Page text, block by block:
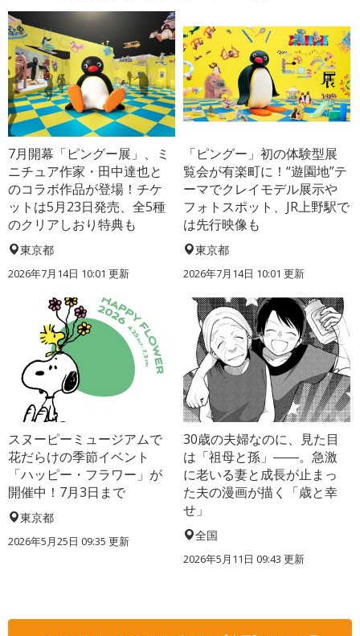
7月開幕「ピングー展」、ミ
ニチュア作家・田中達也と
のコラボ作品が登場！チケ
ットは5月23日発売、全5種
のクリアしおり特典も
東京都
2026年7月14日 10:01 更新
「ピングー」初の体験型展
覧会が有楽町に！“遊園地”テ
ーマでクレイモデル展示や
フォトスポット、JR上野駅で
は先行映像も
東京都
2026年7月14日 10:01 更新
スヌーピーミュージアムで
花だらけの季節イベント
「ハッピー・フラワー」が
開催中！7月3日まで
東京都
2026年5月25日 09:35 更新
30歳の夫婦なのに、見た目
は「祖母と孫」――。急激
に老いる妻と成長が止まっ
た夫の漫画が描く「歳と幸
せ」
全国
2026年5月11日 09:43 更新